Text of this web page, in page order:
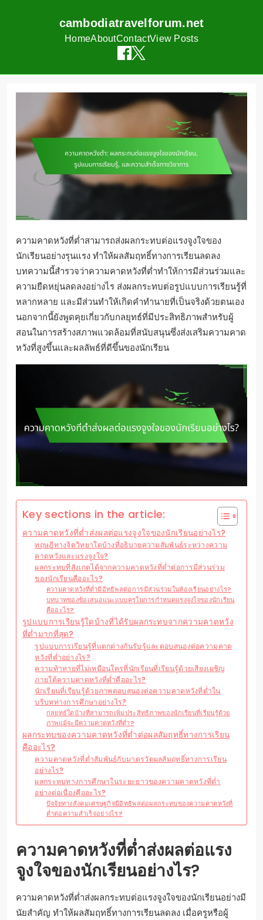
cambodiatravelforum.net
HomeAboutContactView Posts
ความคาดหวังที่ต่ำสามารถส่งผลกระทบต่อแรงจูงใจของ
นักเรียนอย่างรุนแรง ทำให้ผลสัมฤทธิ์ทางการเรียนลดลง
บทความนี้สำรวจว่าความคาดหวังที่ต่ำทำให้การมีส่วนร่วมและ
ความยืดหยุ่นลดลงอย่างไร ส่งผลกระทบต่อรูปแบบการเรียนรู้ที่
หลากหลาย และมีส่วนทำให้เกิดคำทำนายที่เป็นจริงด้วยตนเอง
นอกจากนี้ยังพูดคุยเกี่ยวกับกลยุทธ์ที่มีประสิทธิภาพสำหรับผู้
สอนในการสร้างสภาพแวดล้อมที่สนับสนุนซึ่งส่งเสริมความคาด
หวังที่สูงขึ้นและผลลัพธ์ที่ดีขึ้นของนักเรียน
Key sections in the article:
ความคาดหวังที่ต่ำส่งผลต่อแรงจูงใจของนักเรียนอย่างไร?
ทฤษฎีทางจิตวิทยาใดบ้างที่อธิบายความสัมพันธ์ระหว่างความ
คาดหวังและแรงจูงใจ?
ผลกระทบที่สังเกตได้จากความคาดหวังที่ต่ำต่อการมีส่วนร่วม
ของนักเรียนคืออะไร?
ความคาดหวังที่ต่ำมีอิทธิพลต่อการมีส่วนร่วมในห้องเรียนอย่างไร?
บทบาทของข้อเสนอแนะแบบครูในการกำหนดแรงจูงใจของนักเรียน
คืออะไร?
รูปแบบการเรียนรู้ใดบ้างที่ได้รับผลกระทบจากความคาดหวัง
ที่ต่ำมากที่สุด?
รูปแบบการเรียนรู้ที่แตกต่างกันรับรู้และตอบสนองต่อความคาด
หวังที่ต่ำอย่างไร?
ความท้าทายที่ไม่เหมือนใครที่นักเรียนที่เรียนรู้ด้วยเสียงเผชิญ
ภายใต้ความคาดหวังที่ต่ำคืออะไร?
นักเรียนที่เรียนรู้ด้วยภาพตอบสนองต่อความคาดหวังที่ต่ำใน
บริบททางการศึกษาอย่างไร?
กลยุทธ์ใดบ้างที่สามารถเพิ่มประสิทธิภาพของนักเรียนที่เรียนรู้ด้วย
ภาพแม้จะมีความคาดหวังที่ต่ำ?
ผลกระทบของความคาดหวังที่ต่ำต่อผลสัมฤทธิ์ทางการเรียน
คืออะไร?
ความคาดหวังที่ต่ำสัมพันธ์กับมาตรวัดผลสัมฤทธิ์ทางการเรียน
อย่างไร?
ผลกระทบทางการศึกษาในระยะยาวของความคาดหวังที่ต่ำ
อย่างต่อเนื่องคืออะไร?
ปัจจัยทางสังคมเศรษฐกิจมีอิทธิพลต่อผลกระทบของความคาดหวังที่
ต่ำต่อความสำเร็จอย่างไร?
ความคาดหวังที่ต่ำส่งผลต่อแรง
จูงใจของนักเรียนอย่างไร?
ความคาดหวังที่ต่ำส่งผลกระทบต่อแรงจูงใจของนักเรียนอย่างมี
นัยสำคัญ ทำให้ผลสัมฤทธิ์ทางการเรียนลดลง เมื่อครูหรือผู้